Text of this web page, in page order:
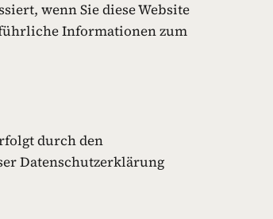
wenn Sie diese Website
Informationen zum
durch den
Datenschutzerklärung